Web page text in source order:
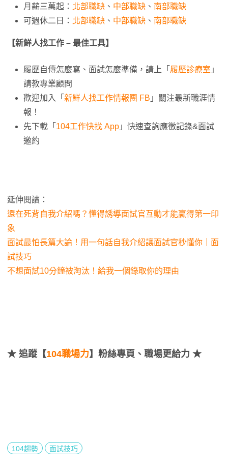
月薪三萬起： 北部職缺 、 中部職缺 、 南部職缺
可週休二日： 北部職缺 、 中部職缺 、 南部職缺
【新鮮人找工作 – 最佳工具】
履歷自傳怎麼寫、面試怎麼準備，請上「 履歷診療室 」
請教專業顧問
歡迎加入「 新鮮人找工作情報團 FB 」關注最新職涯情
報！
先下載「 104工作快找 App 」快速查詢應徵記錄&面試
邀約
延伸閱讀：
還在死背自我介紹嗎？懂得誘導面試官互動才能贏得第一印
象
面試最怕長篇大論！用一句話自我介紹讓面試官秒懂你｜面
試技巧
不想面試10分鐘被淘汰！給我一個錄取你的理由
★ 追蹤【104職場力】粉絲專頁、職場更給力 ★
104趨勢 面試技巧